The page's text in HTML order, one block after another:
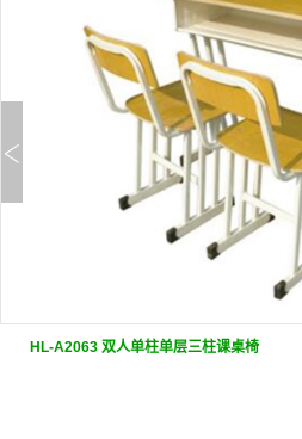
HL-A2063 双人单柱单层三柱课桌椅